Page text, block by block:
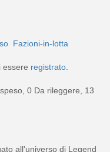
Fazioni-in-lotta
essere registrato.
0 Da rileggere, 13
all'universo di Legend